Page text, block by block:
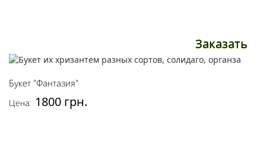
Заказать
Букет "Фантазия"
Цена: 1800 грн.